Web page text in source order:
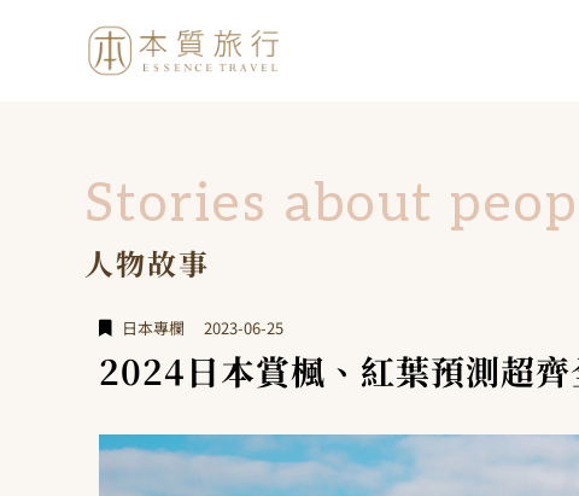
Stories about
人物故事
日本專欄 2023-06-25
2024日本賞楓、紅葉預測超